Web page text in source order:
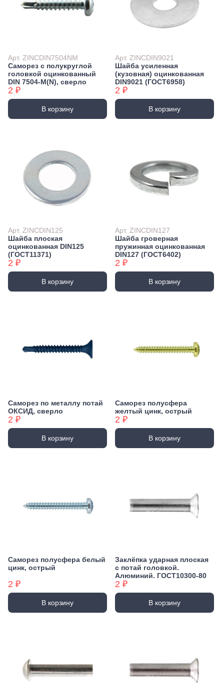
Арт. ZINCDIN7504NM
Саморез с полукруглой
головкой оцинкованный
DIN 7504-М(N), сверло
2 ₽
В корзину
Арт. ZINCDIN9021
Шайба усиленная
(кузовная) оцинкованная
DIN9021 (ГОСТ6958)
2 ₽
В корзину
Арт. ZINCDIN125
Шайба плоская
оцинкованная DIN125
(ГОСТ11371)
2 ₽
В корзину
Арт. ZINCDIN127
Шайба гроверная
пружинная оцинкованная
DIN127 (ГОСТ6402)
2 ₽
В корзину
Саморез по металлу потай
ОКСИД, сверло
2 ₽
В корзину
Саморез полусфера
желтый цинк, острый
2 ₽
В корзину
Саморез полусфера белый
цинк, острый
2 ₽
В корзину
Заклёпка ударная плоская
с потай головкой.
Алюминий. ГОСТ10300-80
2 ₽
В корзину